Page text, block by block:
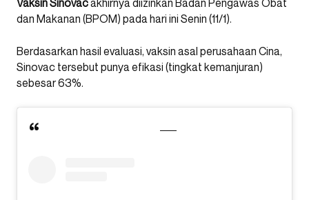
dan Makanan (BPOM) pada hari ini Senin (11/1).
Berdasarkan hasil evaluasi, vaksin asal perusahaan Cina,
Sinovac tersebut punya efikasi (tingkat kemanjuran)
sebesar 63%.